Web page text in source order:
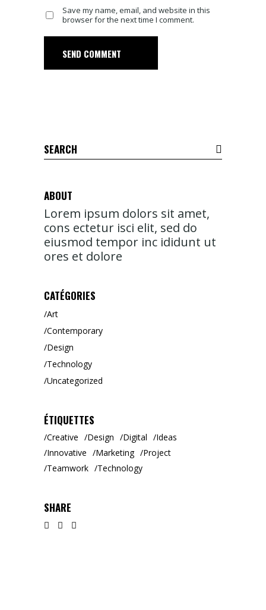
Save my name, email, and website in this
browser for the next time I comment.
SEND COMMENT
Search
for:
ABOUT
Lorem ipsum dolors sit amet,
cons ectetur isci elit, sed do
eiusmod tempor inc ididunt ut
ores et dolore
CATÉGORIES
Art
Contemporary
Design
Technology
Uncategorized
ÉTIQUETTES
Creative Design Digital
Ideas
Innovative
Marketing
Project
Teamwork
Technology
SHARE